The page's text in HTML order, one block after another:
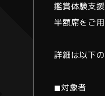
鑑賞体験支
半額席をご
詳細は以下の
◼︎対象者